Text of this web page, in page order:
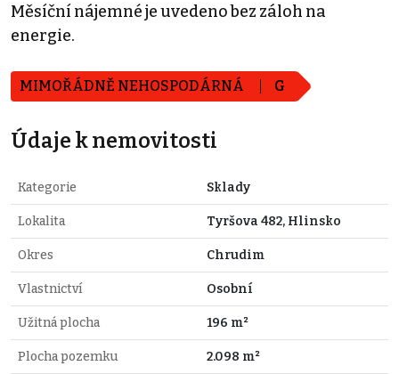
Měsíční nájemné je uvedeno bez záloh na
energie.
MIMOŘÁDNĚ NEHOSPODÁRNÁ G
Údaje k nemovitosti
Kategorie Sklady
Lokalita Tyršova 482, Hlinsko
Okres Chrudim
Vlastnictví Osobní
Užitná plocha 196 m²
Plocha pozemku 2.098 m²